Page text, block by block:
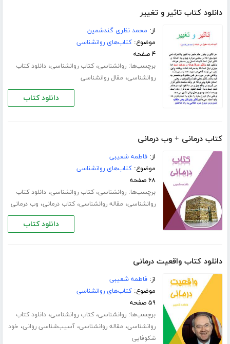
دانلود کتاب تاثیر و تغییر
از: محمد نظری گندشمین
موضوع:کتاب‌های روانشناسی
۴ صفحه
برچسب‌ها:روانشناسی،کتاب روانشناسی،دانلود کتاب
روانشناسی، مقال روانشناسی
دانلود کتاب
کتاب درمانی + وب درمانی
از:فاطمه شعیبی
موضوع:کتاب‌های روانشناسی
۶۸ صفحه
برچسب‌ها:روانشناسی،کتاب روانشناسی،دانلود کتاب
روانشناسی، مقاله روانشناسی،کتاب درمانی، وب درمانی
دانلود کتاب
دانلود کتاب واقعیت درمانی
از:فاطمه شعیبی
موضوع:کتاب‌های روانشناسی
۵۹ صفحه
برچسب‌ها:روانشناسی،کتاب روانشناسی،دانلود کتاب
روانشناسی، مقاله روانشناسی،آسیب‌شناسی روانی، خود
شکوفایی